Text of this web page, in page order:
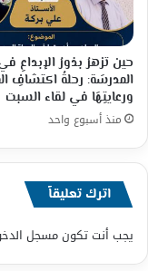
حين تزهرُ بذورُ الإبداعِ
المدرسَة: رحلةُ اكتشافِ
ورعايتِهَا في لقاء السبت
منذ أسبوع واحد
اترك تعليقاً
يجب أنت تكونمسجل